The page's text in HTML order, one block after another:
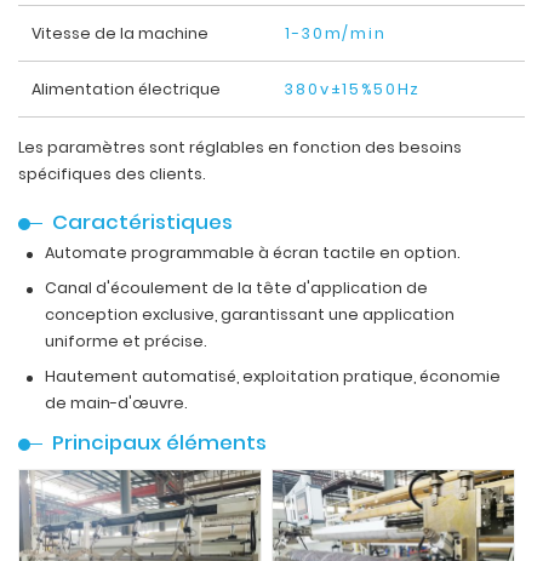
Vitesse de la machine 1-30m/min
Alimentation électrique 380v±15%50Hz
Les paramètres sont réglables en fonction des besoins
spécifiques des clients.
Caractéristiques
Automate programmable à écran tactile en option.
Canal d'écoulement de la tête d'application de
conception exclusive, garantissant une application
uniforme et précise.
Hautement automatisé, exploitation pratique, économie
de main-d'œuvre.
Principaux éléments